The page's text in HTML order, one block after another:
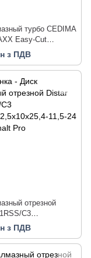
турбо CEDIMA
Easy-Cut
мм
з ПДВ
отрезной
C3
11,5-24
Pro
з ПДВ